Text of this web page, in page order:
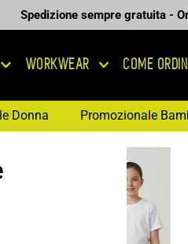
Spedizione sempre gratuita -
WORKWEAR COME
Donna Promozionale